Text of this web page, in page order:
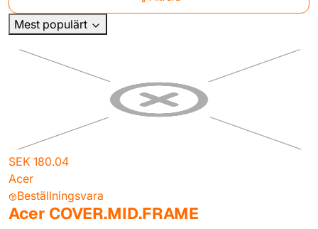
Mest populärt
SEK 180.04
Acer
Beställningsvara
Acer COVER.MID.FRAME